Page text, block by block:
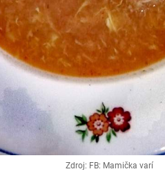
Zdroj: FB: Mamička varí